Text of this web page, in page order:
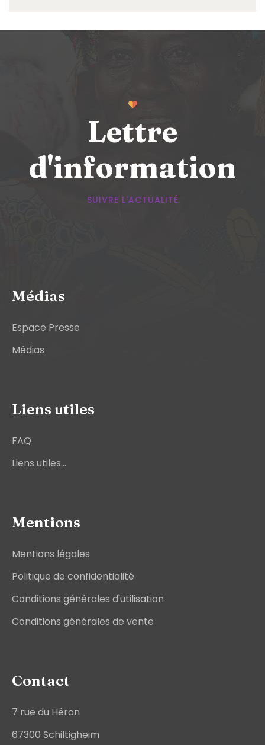
Lettre
d'information
SUIVRE L'ACTUALITÉ
Médias
Espace Presse
Médias
Liens utiles
FAQ
Liens utiles...
Mentions
Mentions légales
Politique de confidentialité
Conditions générales d'utilisation
Conditions générales de vente
Contact
7 rue du Héron
67300 Schiltigheim